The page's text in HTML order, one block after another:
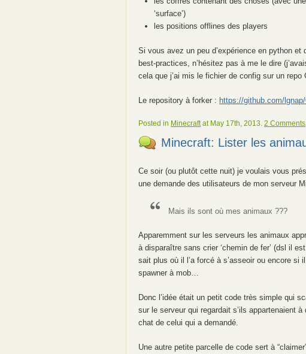
‘surface’)
les positions offlines des players
Si vous avez un peu d’expérience en python
best-practices, n’hésitez pas à me le dire
cela que j’ai mis le fichier de config sur un repo
Le repository à forker : https://github.com/
Posted in Minecraftat May 17th, 2013.2 Comments
Minecraft: Lister les
Ce soir (ou plutôt cette nuit) je voulais vous
une demande des utilisateurs de mon serveur
Mais ils sont où mes animaux ???
Apparemment sur les serveurs les animaux
à disparaître sans crier ‘chemin de fer’ (dsl il
sait plus où il l’a forcé à s’asseoir ou encore si
spawner à mob…
Donc l’idée était un petit code très simple qui
sur le serveur qui regardait s’ils appartenaient
chat de celui qui a demandé.
Une autre petite parcelle de code sert à